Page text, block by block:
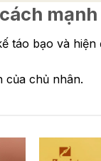
táo bạo và hiện
của chủ nhân.